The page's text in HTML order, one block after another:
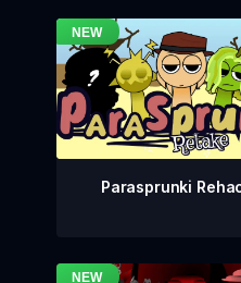
Parasprunki